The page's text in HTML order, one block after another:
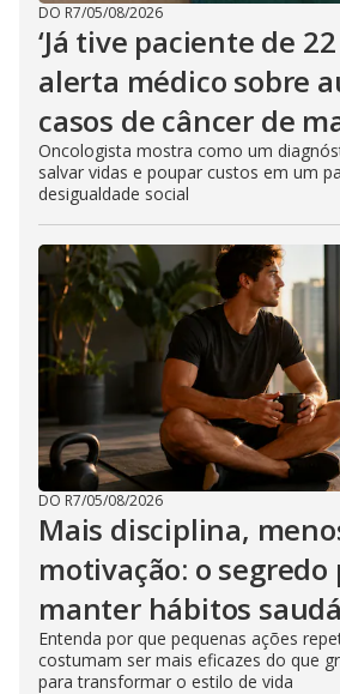
DO R7/05/08/2026
‘Já tive paciente de 22
alerta médico sobre
casos de câncer de
Oncologista mostra como um
salvar vidas e poupar custos em um
desigualdade social
DO R7/05/08/2026
Mais disciplina,
motivação: o segredo
manter hábitos
Entenda por que pequenas ações
costumam ser mais eficazes do que
para transformar o estilo de vida